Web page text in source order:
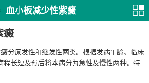
血小板减少性紫癜
癜
分原发性和继发性两类。根据发病年龄、临床
程长短及预后将本病分为急性及慢性两种。特